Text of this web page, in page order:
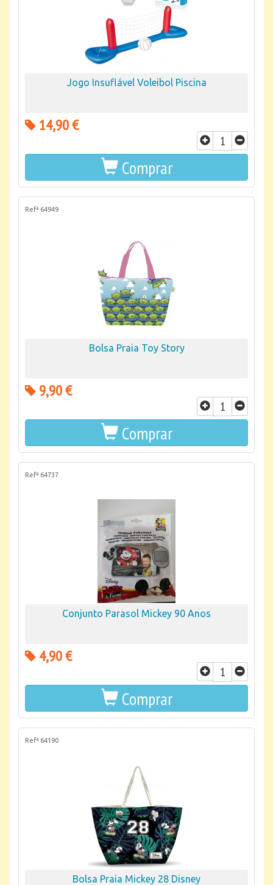
Jogo Insuflável Voleibol Piscina
14,90 €
Comprar
Refª 64949
Bolsa Praia Toy Story
9,90 €
Comprar
Refª 64737
Conjunto Parasol Mickey 90 Anos
4,90 €
Comprar
Refª 64190
Bolsa Praia Mickey 28 Disney